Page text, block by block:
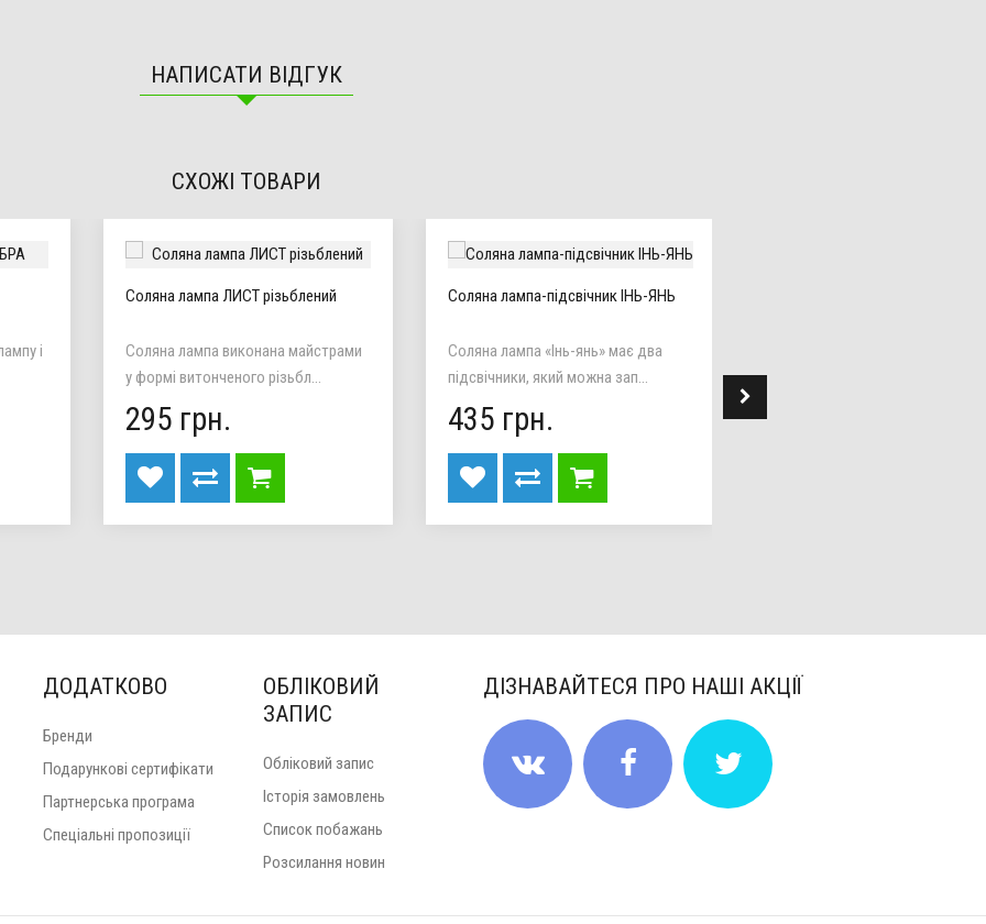
НАПИСАТИ ВІДГУК
СХОЖІ ТОВАРИ
і
Соляна лампа ЛИСТ різьблений
Соляна лампа виконана майстрами
у формі витонченого різьбл...
295 грн.
Соляна лампа-підсвічник ІНЬ-ЯНЬ
Соляна лампа «Інь-янь» має два
підсвічники, який можна зап...
435 грн.
ДОДАТКОВО
Бренди
Подарункові сертифікати
Партнерська програма
Спеціальні пропозиції
ОБЛІКОВИЙ
ЗАПИС
Обліковий запис
Історія замовлень
Список побажань
Розсилання новин
ДІЗНАВАЙТЕСЯ ПРО НАШІ АКЦІЇ